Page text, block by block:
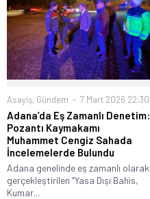
Asayiş, Gündem 7 Mart 2026 22:30
Adana’da Eş Zamanlı Denetim:
Pozantı Kaymakamı
Muhammet Cengiz Sahada
İncelemelerde Bulundu
Adana genelinde eş zamanlı olarak
gerçekleştirilen “Yasa Dışı Bahis,
Kumar...